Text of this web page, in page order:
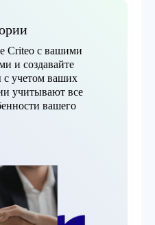
Criteo с вашими
и создавайте
с учетом ваших
учитывают все
вашего